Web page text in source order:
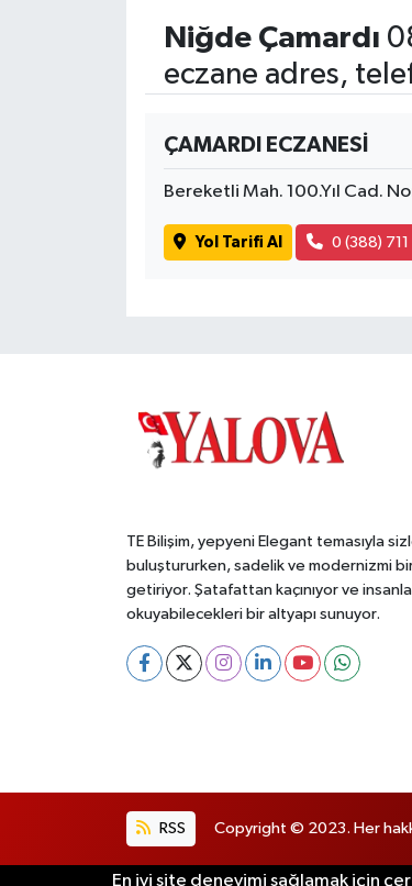
Niğde Çamardı
eczane adres,
ÇAMARDI ECZANESİ
Bereketli Mah. 100.Yıl Cad.
Yol Tarifi Al 0 (388)
TE Bilişim, yepyeni Elegant temasıyla
buluştururken, sadelik ve modernizmi
getiriyor. Şatafattan kaçınıyor ve
okuyabilecekleri bir altyapı sunuyor.
RSS Copyright © 2023. Her
En iyi site deneyimi sağlamak için